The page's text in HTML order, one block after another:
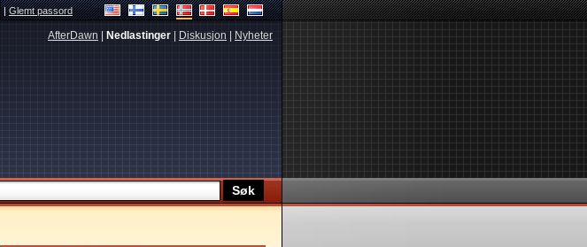
|Glemt passord
AfterDawn Nedlastinger Diskusjon Nyheter